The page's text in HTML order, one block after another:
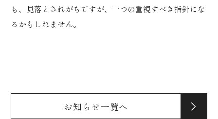
も、見落とされがちですが、一つの重視すべき指針にな
るかもしれません。
お知らせ一覧へ